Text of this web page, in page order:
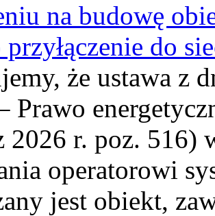
na budowę
do
że ustawa z
Prawo
2026 r. poz. 516)
operatorowi
jest obiekt,